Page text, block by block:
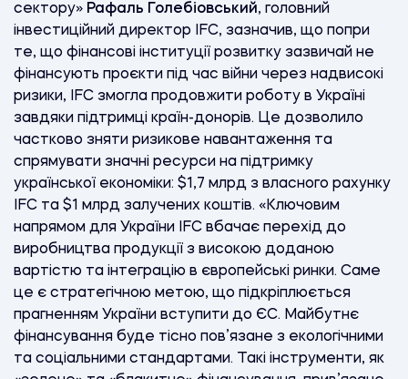
сектору» Рафаль Голебіовський, головний
інвестиційний директор IFC, зазначив, що попри
те, що фінансові інституції розвитку зазвичай не
фінансують проєкти під час війни через надвисокі
ризики, IFC змогла продовжити роботу в Україні
завдяки підтримці країн-донорів. Це дозволило
частково зняти ризикове навантаження та
спрямувати значні ресурси на підтримку
української економіки: $1,7 млрд з власного рахунку
IFC та $1 млрд залучених коштів. «Ключовим
напрямом для України IFC вбачає перехід до
виробництва продукції з високою доданою
вартістю та інтеграцію в європейські ринки. Саме
це є стратегічною метою, що підкріплюється
прагненням України вступити до ЄС. Майбутнє
фінансування буде тісно пов’язане з екологічними
та соціальними стандартами. Такі інструменти, як